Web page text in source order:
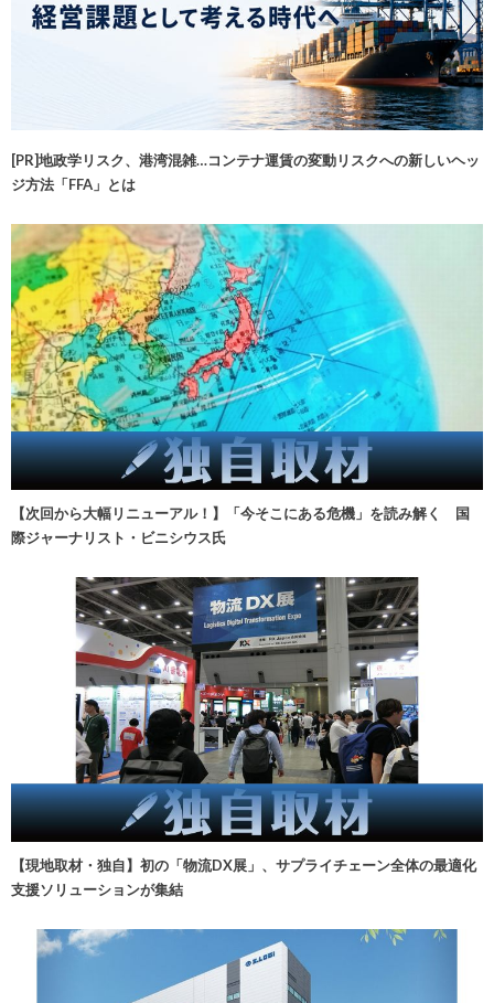
[PR]地政学リスク、港湾混雑…コンテナ運賃の変動リスクへの新しいヘッ
ジ方法「FFA」とは
【次回から大幅リニューアル！】「今そこにある危機」を読み解く 国
際ジャーナリスト・ビニシウス氏
【現地取材・独自】初の「物流DX展」、サプライチェーン全体の最適化
支援ソリューションが集結